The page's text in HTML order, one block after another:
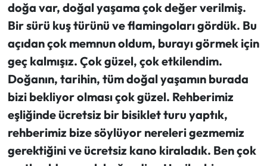
doğa var, doğal yaşama çok değer verilmiş.
Bir sürü kuş türünü ve flamingoları gördük. Bu
açıdan çok memnun oldum, burayı görmek için
geç kalmışız. Çok güzel, çok etkilendim.
Doğanın, tarihin, tüm doğal yaşamın burada
bizi bekliyor olması çok güzel. Rehberimiz
eşliğinde ücretsiz bir bisiklet turu yaptık,
rehberimiz bize söylüyor nereleri gezmemiz
gerektiğini ve ücretsiz kano kiraladık. Ben çok